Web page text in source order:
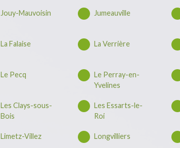
Jouy-Mauvoisin Jumeauville
La Falaise La Verrière
Le Pecq
Le Perray-en-
Yvelines
Les Clays-sous-
Bois
Les Essarts-le-
Roi
Limetz-Villez Longvilliers